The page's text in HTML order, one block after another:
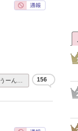
うーん… 156